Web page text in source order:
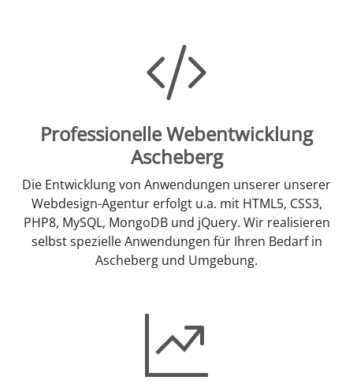
Professionelle Webentwicklung
Ascheberg
Die Entwicklung von Anwendungen unserer unserer
Webdesign-Agentur erfolgt u.a. mit HTML5, CSS3,
PHP8, MySQL, MongoDB und jQuery. Wir realisieren
selbst spezielle Anwendungen für Ihren Bedarf in
Ascheberg und Umgebung.